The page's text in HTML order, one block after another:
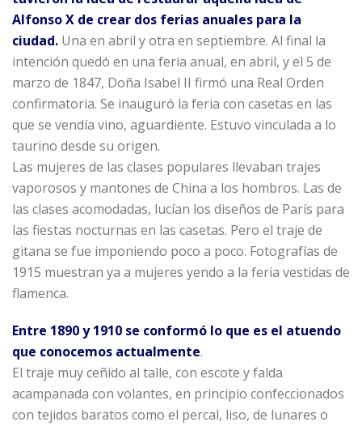
Alfonso X de crear dos ferias anuales para la
ciudad. Una en abril y otra en septiembre. Al final la
intención quedó en una feria anual, en abril, y el 5 de
marzo de 1847, Doña Isabel II firmó una Real Orden
confirmatoria. Se inauguró la feria con casetas en las
que se vendía vino, aguardiente. Estuvo vinculada a lo
taurino desde su origen.
Las mujeres de las clases populares llevaban trajes
vaporosos y mantones de China a los hombros. Las de
las clases acomodadas, lucían los diseños de París para
las fiestas nocturnas en las casetas. Pero el traje de
gitana se fue imponiendo poco a poco. Fotografías de
1915 muestran ya a mujeres yendo a la feria vestidas de
flamenca.
Entre 1890 y 1910 se conformó lo que es el atuendo
que conocemos actualmente.
El traje muy ceñido al talle, con escote y falda
acampanada con volantes, en principio confeccionados
con tejidos baratos como el percal, liso, de lunares o